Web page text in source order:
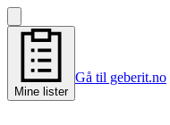
Mine lister
Gå til geberit.no